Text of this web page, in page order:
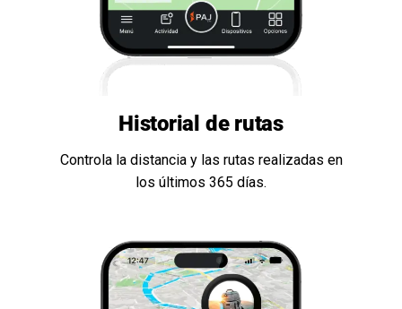
Historial de rutas
Controla la distancia y las rutas realizadas en
los últimos 365 días.